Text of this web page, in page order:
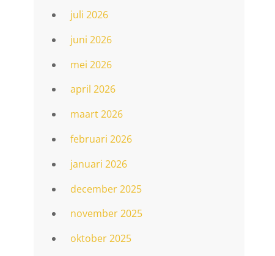
juli 2026
juni 2026
mei 2026
april 2026
maart 2026
februari 2026
januari 2026
december 2025
november 2025
oktober 2025